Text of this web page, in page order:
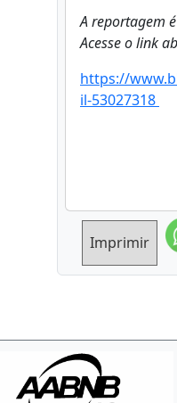
A reportagem
Acesse o link
https://
il-53027318
Imprimir